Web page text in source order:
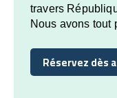
travers
Nous avons tout
Réservez dès
Réservez dès